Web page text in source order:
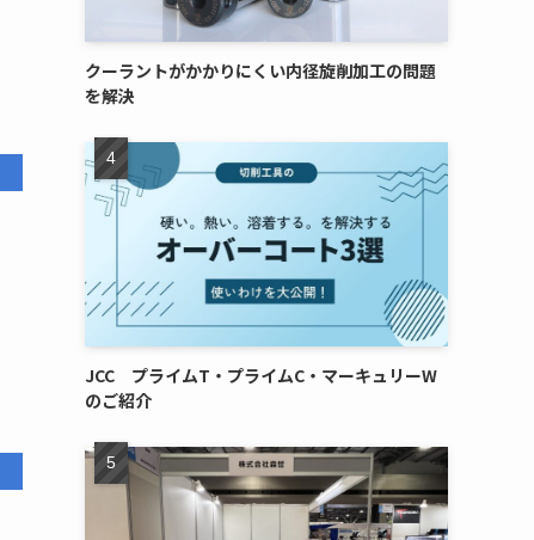
クーラントがかかりにくい内径旋削加工の問題
を解決
JCC プライムT・プライムC・マーキュリーW
のご紹介